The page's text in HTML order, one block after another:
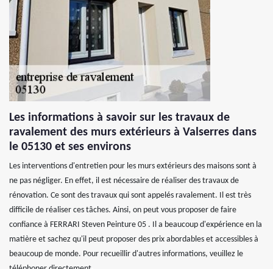
Les informations à savoir sur les travaux de
ravalement des murs extérieurs à Valserres dans
le 05130 et ses environs
Les interventions d'entretien pour les murs extérieurs des maisons sont à
ne pas négliger. En effet, il est nécessaire de réaliser des travaux de
rénovation. Ce sont des travaux qui sont appelés ravalement. Il est très
difficile de réaliser ces tâches. Ainsi, on peut vous proposer de faire
confiance à FERRARI Steven Peinture 05 . Il a beaucoup d'expérience en la
matière et sachez qu'il peut proposer des prix abordables et accessibles à
beaucoup de monde. Pour recueillir d'autres informations, veuillez le